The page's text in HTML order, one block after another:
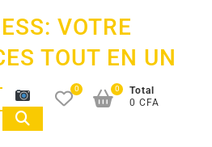
VOTRE
TOUT EN UN
Recherche
pour :
0
Total
0 CFA
0